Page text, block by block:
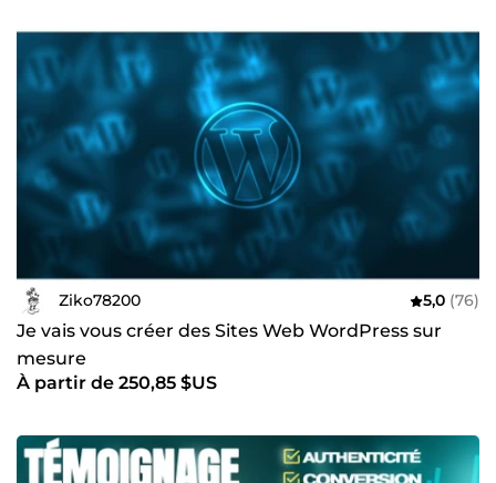
Ziko78200 5,0 (76)
Je vais vous créer des Sites Web WordPress sur
mesure
À partir de 250,85 $US